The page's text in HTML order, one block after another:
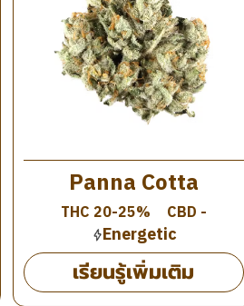
Panna Cotta
THC 20-25% CBD -
Energetic
เรียนรู้เพิ่มเติม